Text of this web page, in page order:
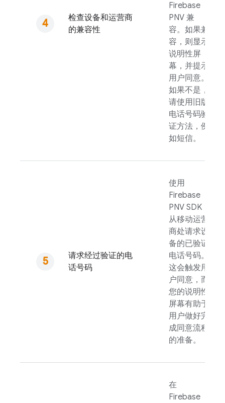
检查设备和运营商
的兼容性
Firebase
PNV 兼
容。如果兼
容，则显示
说明性屏
幕，并提示
用户同意。
如果不是，
请使用旧版
电话号码验
证方法，例
如短信。
请求经过验证的电
话号码
使用
Firebase
PNV SDK
从移动运营
商处请求设
备的已验证
电话号码。
这会触发用
户同意，而
您的说明性
屏幕有助于
用户做好完
成同意流程
的准备。
在
Firebase